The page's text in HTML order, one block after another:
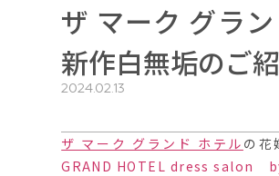
ザ マーク グラ
新作白無垢のご
2024.02.13
ザ マーク グランド ホテル の花
GRAND HOTEL dress salon